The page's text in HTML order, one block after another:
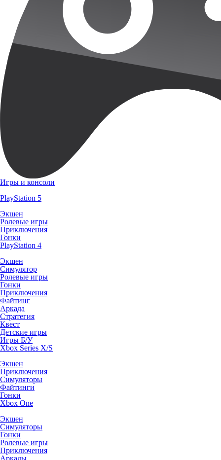
Игры и консоли
PlayStation 5
Экшен
Ролевые игры
Приключения
Гонки
PlayStation 4
Экшен
Симулятор
Ролевые игры
Гонки
Приключения
Файтинг
Аркада
Стратегия
Квест
Детские игры
Игры Б/У
Xbox Series X/S
Экшен
Приключения
Симуляторы
Файтинги
Гонки
Xbox One
Экшен
Симуляторы
Гонки
Ролевые игры
Приключения
Аркады